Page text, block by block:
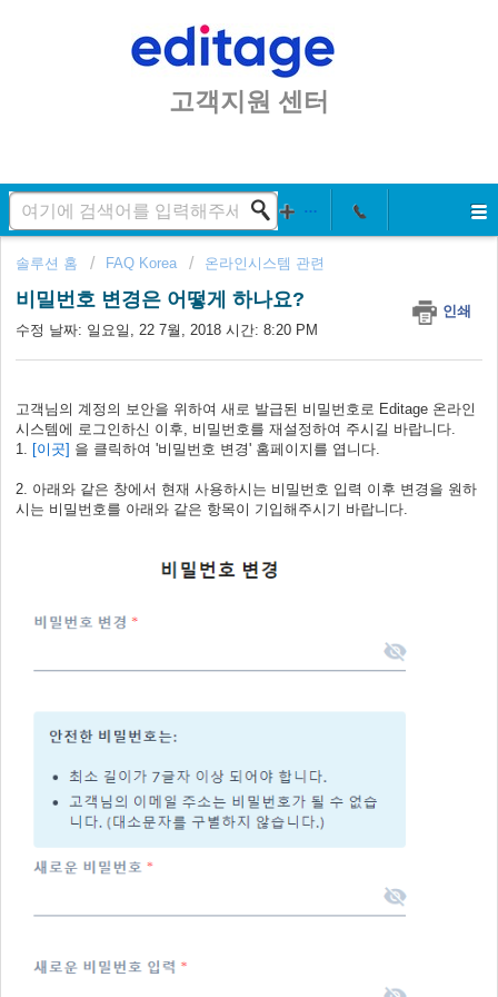
고객지원 센터
솔루션 홈 FAQ Korea 온라인시스템 관련
비밀번호 변경은 어떻게 하나요?
인쇄
수정 날짜: 일요일, 22 7월, 2018 시간: 8:20 PM
고객님의 계정의 보안을 위하여 새로 발급된 비밀번호로 Editage 온라인
시스템에 로그인하신 이후, 비밀번호를 재설정하여 주시길 바랍니다.
1. [이곳] 을 클릭하여 '비밀번호 변경' 홈페이지를 엽니다.
2. 아래와 같은 창에서 현재 사용하시는 비밀번호 입력 이후 변경을 원하
시는 비밀번호를 아래와 같은 항목이 기입해주시기 바랍니다.